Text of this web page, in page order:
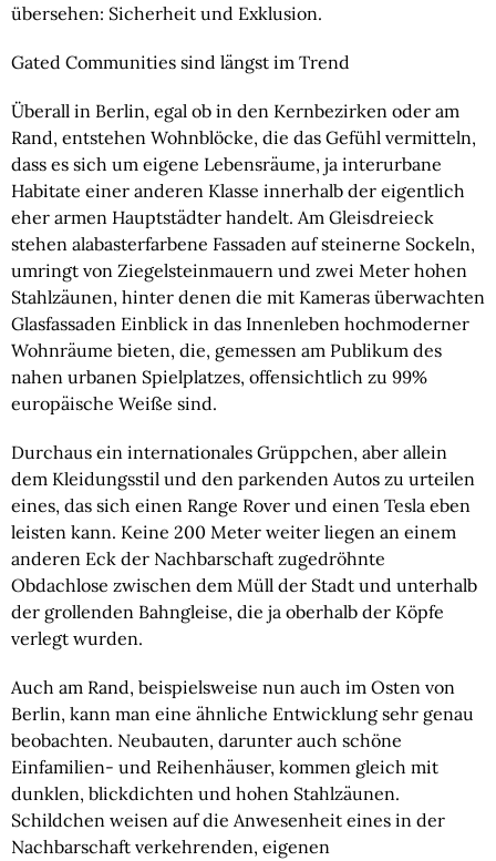
übersehen: Sicherheit und Exklusion.
Gated Communities sind längst im Trend
Überall in Berlin, egal ob in den Kernbezirken oder am
Rand, entstehen Wohnblöcke, die das Gefühl vermitteln,
dass es sich um eigene Lebensräume, ja interurbane
Habitate einer anderen Klasse innerhalb der eigentlich
eher armen Hauptstädter handelt. Am Gleisdreieck
stehen alabasterfarbene Fassaden auf steinerne Sockeln,
umringt von Ziegelsteinmauern und zwei Meter hohen
Stahlzäunen, hinter denen die mit Kameras überwachten
Glasfassaden Einblick in das Innenleben hochmoderner
Wohnräume bieten, die, gemessen am Publikum des
nahen urbanen Spielplatzes, offensichtlich zu 99%
europäische Weiße sind.
Durchaus ein internationales Grüppchen, aber allein
dem Kleidungsstil und den parkenden Autos zu urteilen
eines, das sich einen Range Rover und einen Tesla eben
leisten kann. Keine 200 Meter weiter liegen an einem
anderen Eck der Nachbarschaft zugedröhnte
Obdachlose zwischen dem Müll der Stadt und unterhalb
der grollenden Bahngleise, die ja oberhalb der Köpfe
verlegt wurden.
Auch am Rand, beispielsweise nun auch im Osten von
Berlin, kann man eine ähnliche Entwicklung sehr genau
beobachten. Neubauten, darunter auch schöne
Einfamilien- und Reihenhäuser, kommen gleich mit
dunklen, blickdichten und hohen Stahlzäunen.
Schildchen weisen auf die Anwesenheit eines in der
Nachbarschaft verkehrenden, eigenen